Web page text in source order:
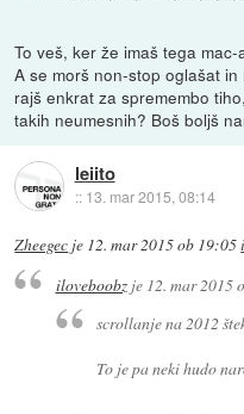
To veš, ker že imaš tega
A se morš non-stop oglašat
rajš enkrat za spremembo
takih neumesnih? Boš boljš
leiito
:: 13. mar 2015, 08:14
Zheegec je 12. mar 2015 ob 19:05
iloveboobzje 12. mar 2015
scrollanje na 2012
To je pa neki hudo